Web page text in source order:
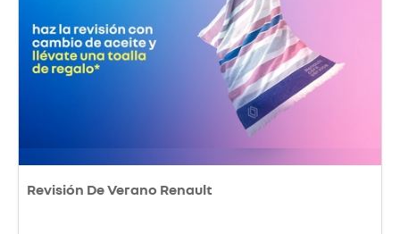
Revisión De Verano Renault